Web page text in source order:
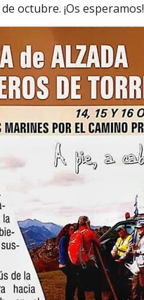
octubre. ¡Os esperamos!